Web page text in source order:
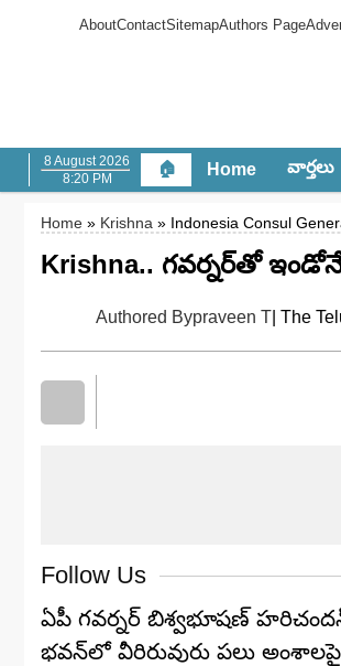
AboutContactSitemapAuthors Page
8 August 2026
8:20 PM
🏠 Home వార్త‌లు
Home » Krishna » Indonesia Consul
Krishna.. గవర్నర్‌తో
Authored Bypraveen T | The
Follow Us
ఏపీ గవర్నర్ బిశ్వభూషణ్
భవన్‌లో వీరిరువురు పలు